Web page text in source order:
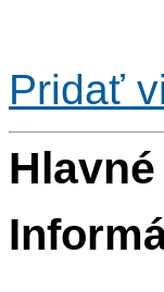
Pridať